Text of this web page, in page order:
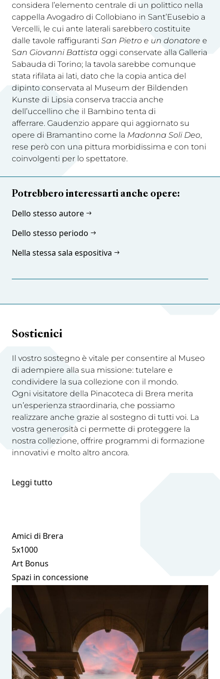
considera l’elemento centrale di un polittico nella
cappella Avogadro di Collobiano in Sant’Eusebio a
Vercelli, le cui ante laterali sarebbero costituite
dalle tavole raffiguranti San Pietro e un donatore e
San Giovanni Battista oggi conservate alla Galleria
Sabauda di Torino; la tavola sarebbe comunque
stata rifilata ai lati, dato che la copia antica del
dipinto conservata al Museum der Bildenden
Kunste di Lipsia conserva traccia anche
dell’uccellino che il Bambino tenta di
afferrare. Gaudenzio appare qui aggiornato su
opere di Bramantino come la Madonna Soli Deo,
rese però con una pittura morbidissima e con toni
coinvolgenti per lo spettatore.
Potrebbero interessarti anche opere:
Dello stesso autore
Dello stesso periodo
Nella stessa sala espositiva
Sostienici
Il vostro sostegno è vitale per consentire al Museo
di adempiere alla sua missione: tutelare e
condividere la sua collezione con il mondo.
Ogni visitatore della Pinacoteca di Brera merita
un’esperienza straordinaria, che possiamo
realizzare anche grazie al sostegno di tutti voi. La
vostra generosità ci permette di proteggere la
nostra collezione, offrire programmi di formazione
innovativi e molto altro ancora.
Leggi tutto
Amici di Brera
5x1000
Art Bonus
Spazi in concessione